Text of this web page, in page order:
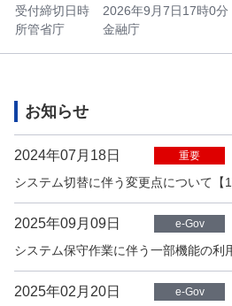
受付締切日時
2026年9月7日17時0分
所管省庁
金融庁
お知らせ
2024年07月18日 重要
システム切替に伴う変更点について【
2025年09月09日 e-Gov
システム保守作業に伴う一部機能の利用制限について（10月4日
2025年02月20日 e-Gov